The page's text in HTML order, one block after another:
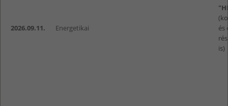
2026.09.11. Energetikai
és
is)